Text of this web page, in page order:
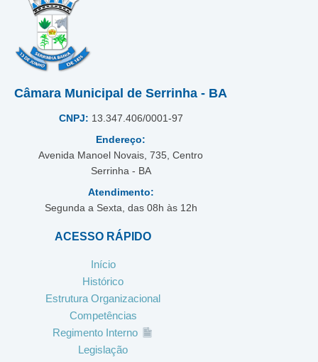
Câmara Municipal de Serrinha - BA
CNPJ: 13.347.406/0001-97
Endereço:
Avenida Manoel Novais, 735, Centro
Serrinha - BA
Atendimento:
Segunda a Sexta, das 08h às 12h
ACESSO RÁPIDO
Início
Histórico
Estrutura Organizacional
Competências
Regimento Interno
Legislação